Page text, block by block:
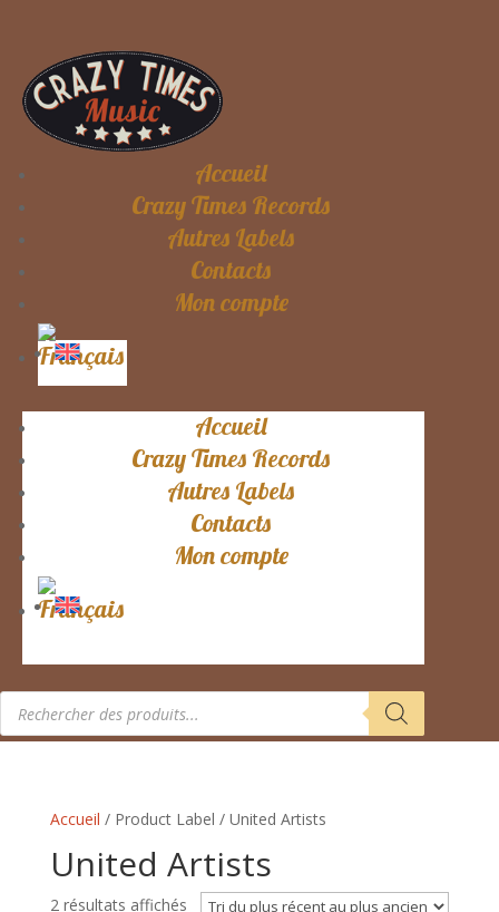
Accueil
Crazy Times Records
Autres Labels
Contacts
Mon compte
Accueil
Crazy Times Records
Autres Labels
Contacts
Mon compte
Recherche
produits
Accueil / Product Label / United Artists
United Artists
2 résultats affichésTrié